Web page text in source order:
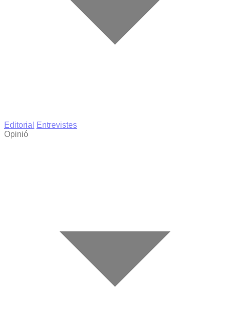
Editorial
Entrevistes
Opinió